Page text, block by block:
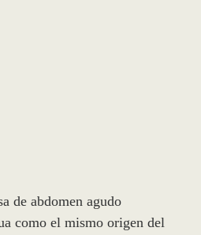
de abdomen agudo
como el mismo origen del